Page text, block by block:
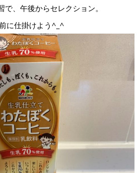
、午後からセレクション。
に仕掛けよう^_^